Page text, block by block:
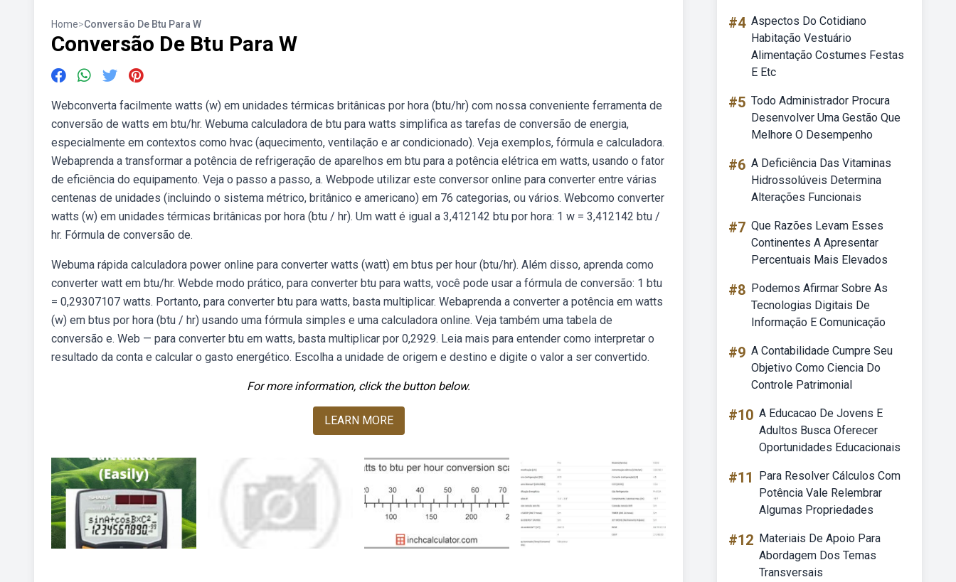
Home>Conversão De Btu Para W
Conversão De Btu Para W
Webconverta facilmente watts (w) em unidades térmicas britânicas por hora (btu/hr) com nossa conveniente ferramenta de
conversão de watts em btu/hr. Webuma calculadora de btu para watts simplifica as tarefas de conversão de energia,
especialmente em contextos como hvac (aquecimento, ventilação e ar condicionado). Veja exemplos, fórmula e calculadora.
Webaprenda a transformar a potência de refrigeração de aparelhos em btu para a potência elétrica em watts, usando o fator
de eficiência do equipamento. Veja o passo a passo, a. Webpode utilizar este conversor online para converter entre várias
centenas de unidades (incluindo o sistema métrico, britânico e americano) em 76 categorias, ou vários. Webcomo converter
watts (w) em unidades térmicas britânicas por hora (btu / hr). Um watt é igual a 3,412142 btu por hora: 1 w = 3,412142 btu /
hr. Fórmula de conversão de.
Webuma rápida calculadora power online para converter watts (watt) em btus per hour (btu/hr). Além disso, aprenda como
converter watt em btu/hr. Webde modo prático, para converter btu para watts, você pode usar a fórmula de conversão: 1 btu
= 0,29307107 watts. Portanto, para converter btu para watts, basta multiplicar. Webaprenda a converter a potência em watts
(w) em btus por hora (btu / hr) usando uma fórmula simples e uma calculadora online. Veja também uma tabela de
conversão e. Web — para converter btu em watts, basta multiplicar por 0,2929. Leia mais para entender como interpretar o
resultado da conta e calcular o gasto energético. Escolha a unidade de origem e destino e digite o valor a ser convertido.
For more information, click the button below.
LEARN MORE
#4 Aspectos Do Cotidiano
Habitação Vestuário
Alimentação Costumes Festas
E Etc
#5 Todo Administrador Procura
Desenvolver Uma Gestão Que
Melhore O Desempenho
#6 A Deficiência Das Vitaminas
Hidrossolúveis Determina
Alterações Funcionais
#7 Que Razões Levam Esses
Continentes A Apresentar
Percentuais Mais Elevados
#8 Podemos Afirmar Sobre As
Tecnologias Digitais De
Informação E Comunicação
#9 A Contabilidade Cumpre Seu
Objetivo Como Ciencia Do
Controle Patrimonial
#10 A Educacao De Jovens E
Adultos Busca Oferecer
Oportunidades Educacionais
#11
Para Resolver Cálculos Com
Potência Vale Relembrar
Algumas Propriedades
#12 Materiais De Apoio Para
Abordagem Dos Temas
Transversais